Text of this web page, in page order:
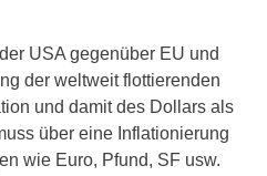
USA gegenüber EU und
der weltweit flottierenden
und damit des Dollars als
über eine Inflationierung
wie Euro, Pfund, SF usw.